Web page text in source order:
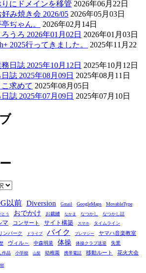
にドメインを移管 2026年06月22日
好み焼き会 2026/05 2026年05月03日
ぢゃん。
2026年02月14日
うろ 2026年01月02日 2026年01月03日
2025行ってきました。
2025年11月22
日誌 2025年10月12日 2025年10月12日
誌 2025年08月09日 2025年08月11日
求めて 2025年08月05日
誌 2025年07月09日 2025年07月10日
以前 Diversion Gmail GoogleMaps
MovableType
とう おでかけ お裁縫 なかま なつかし なつかし話
マ コンサート サイト構築 スマホ タイムライン
ンパーク ドライブ バイク プレマシー ヤマハ音楽教室
ヴィル～ 中森明菜 体操 体操クラブ送迎 失業
作品 小学校 山梨 幼稚園 携帯電話 移動ルート 花火大会